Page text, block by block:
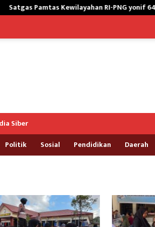
RI-PNG yonif 645/GtY Sampaikan
Siber
Politik Sosial Pendidikan Daerah